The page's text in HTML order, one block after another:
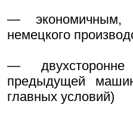
— экономичным,
немецкого
—
предыдущей
главных условий)